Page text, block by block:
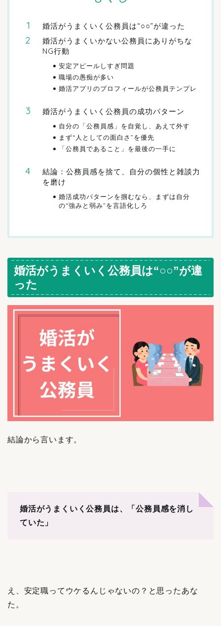
婚活がうまくいく公務員は“○○”が違った
婚活がうまくいかない公務員にありがちな
NG行動
安定アピールしすぎ問題
職場の愚痴が多い
婚活アプリのプロフィールが公務員テンプレ
婚活がうまくいく公務員の成功パターン
自分の「公務員感」を自覚し、あえて外す
まず“人としての面白さ”を優先
「公務員であること」を最後の一手に
結論：公務員感を捨て、自分の個性と雑談力
を磨け
婚活成功パターンを掴むなら、まずは自分
の“強みと弱み”を言語化しろ
婚活がうまくいく公務員は“○○”が違
った
結論から言います。
婚活がうまくいく公務員は、「公務員感を消し
ていた」
え、安定職ってウケるんじゃないの？と思ったあな
た。